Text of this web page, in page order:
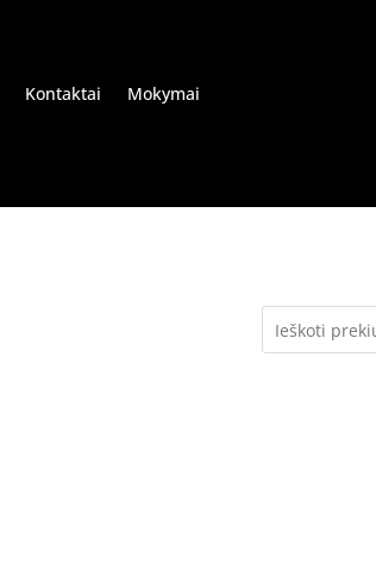
Kontaktai Mokymai